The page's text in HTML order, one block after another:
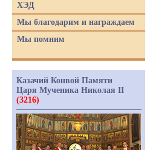
ХЭД
Мы благодарим и награждаем
Мы помним
Казачий Конвой Памяти
Царя Мученика Николая II
(3216)